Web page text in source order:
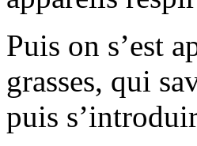
Puis on s’est
grasses, qui
puis